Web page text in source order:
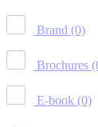
Brand (0)
Brochures
E-book (0)